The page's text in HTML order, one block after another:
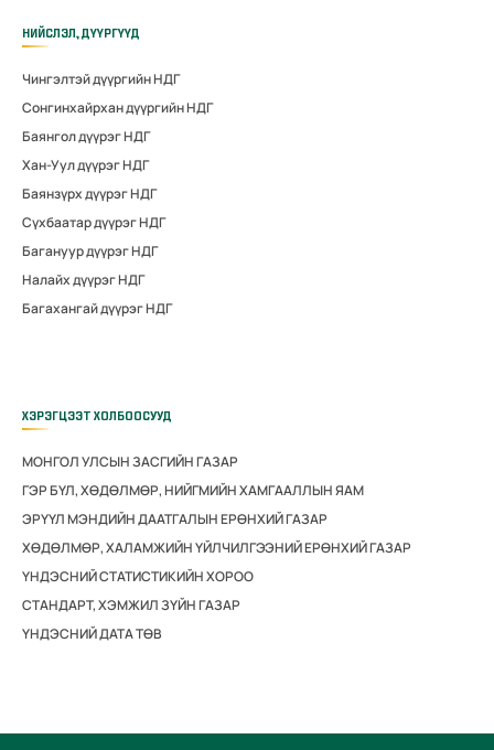
НИЙСЛЭЛ, ДҮҮРГҮҮД
Чингэлтэй дүүргийн НДГ
Сонгинхайрхан дүүргийн НДГ
Баянгол дүүрэг НДГ
Хан-Уул дүүрэг НДГ
Баянзүрх дүүрэг НДГ
Сүхбаатар дүүрэг НДГ
Багануур дүүрэг НДГ
Налайх дүүрэг НДГ
Багахангай дүүрэг НДГ
ХЭРЭГЦЭЭТ ХОЛБООСУУД
МОНГОЛ УЛСЫН ЗАСГИЙН ГАЗАР
ГЭР БҮЛ, ХӨДӨЛМӨР, НИЙГМИЙН ХАМГААЛЛЫН ЯАМ
ЭРҮҮЛ МЭНДИЙН ДААТГАЛЫН ЕРӨНХИЙ ГАЗАР
ХӨДӨЛМӨР, ХАЛАМЖИЙН ҮЙЛЧИЛГЭЭНИЙ ЕРӨНХИЙ ГАЗАР
ҮНДЭСНИЙ СТАТИСТИКИЙН ХОРОО
СТАНДАРТ, ХЭМЖИЛ ЗҮЙН ГАЗАР
ҮНДЭСНИЙ ДАТА ТӨВ